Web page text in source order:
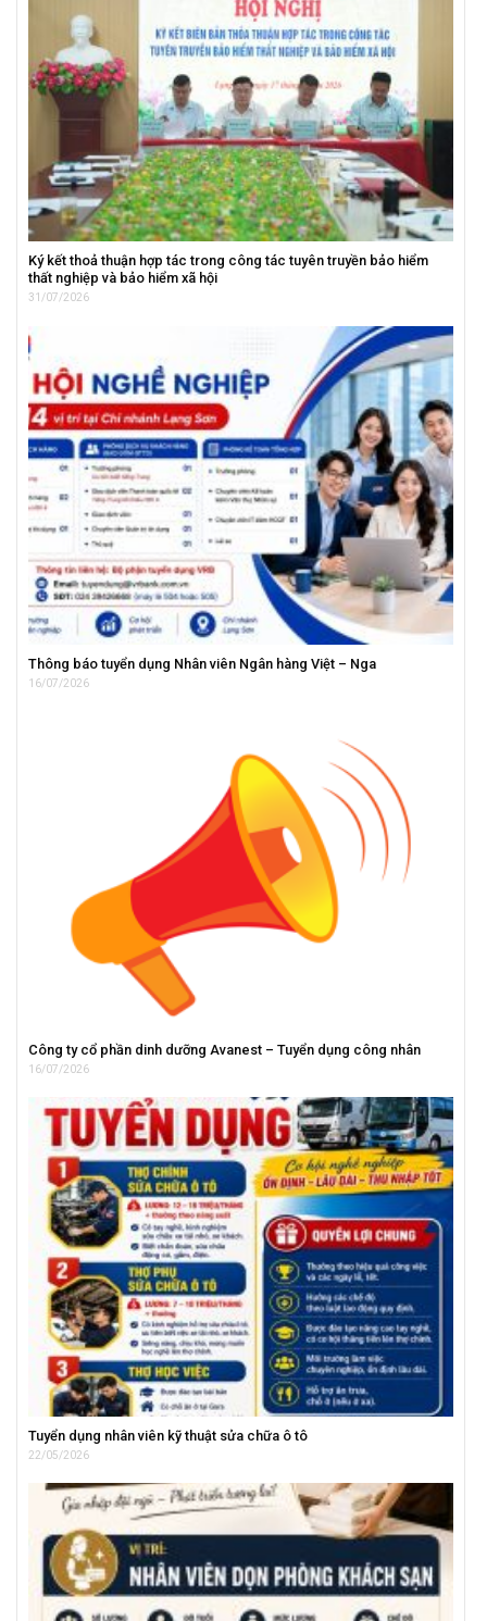
Ký kết thoả thuận hợp tác trong công tác tuyên truyền bảo hiểm
thất nghiệp và bảo hiểm xã hội
31/07/2026
Thông báo tuyển dụng Nhân viên Ngân hàng Việt – Nga
16/07/2026
Công ty cổ phần dinh dưỡng Avanest – Tuyển dụng công nhân
16/07/2026
Tuyển dụng nhân viên kỹ thuật sửa chữa ô tô
22/05/2026